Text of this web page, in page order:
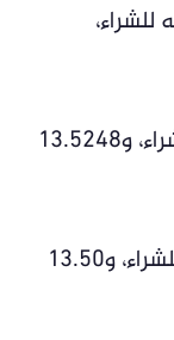
13.4829 جنيه للشراء،
بنك الإسكندرية: 13.4807 جنيه للشراء، و13.5248
بنك فيصل الإسلامي: 13.46 جنيه للشراء، و13.50